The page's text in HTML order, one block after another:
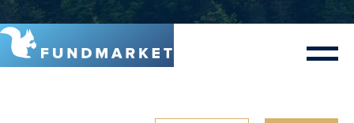
Skip
to
content